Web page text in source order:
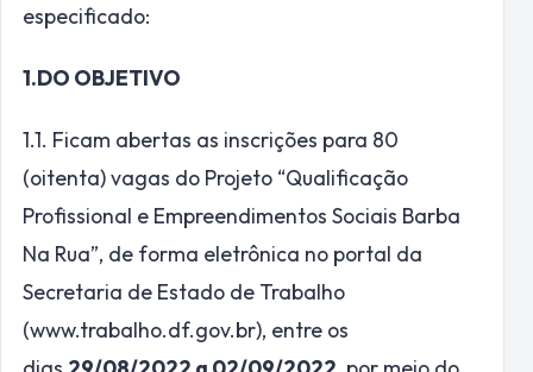
especificado:
1.DO OBJETIVO
1.1. Ficam abertas as inscrições para 80
(oitenta) vagas do Projeto “Qualificação
Profissional e Empreendimentos Sociais Barba
Na Rua”, de forma eletrônica no portal da
Secretaria de Estado de Trabalho
(www.trabalho.df.gov.br), entre os